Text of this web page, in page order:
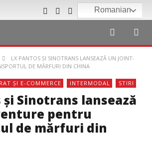
Romanian
LX PANTOS ȘI SINOTRANS LANSEAZĂ UN JOINT-
DE MĂRFURI DIN CHINA
ȘI E-COMMERCE INTERMODAL STIRI
și Sinotrans lansează
pentru
de mărfuri din